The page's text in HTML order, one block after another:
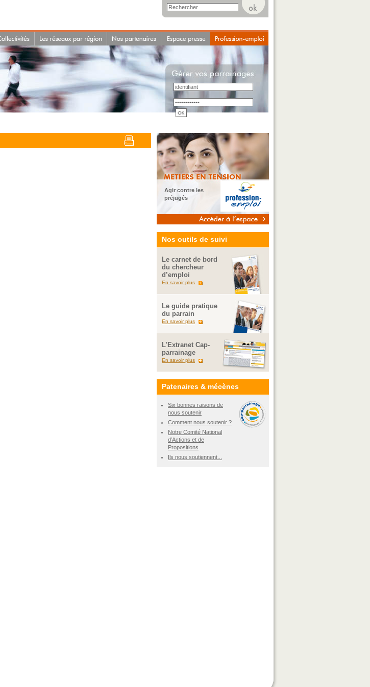
Agir contre les
préjugés
Nos outils de suivi
Le carnet de bord
du chercheur
d’emploi
En savoir plus
Le guide pratique
du parrain
En savoir plus
L’Extranet Cap-
parrainage
En savoir plus
Patenaires & mécènes
Six bonnes raisons de
nous soutenir
Comment nous soutenir ?
Notre Comité National
d’Actions et de
Propositions
Ils nous soutiennent...